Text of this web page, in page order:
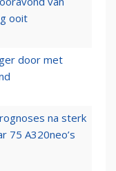
ooit
door met
na sterk
75 A320neo’s